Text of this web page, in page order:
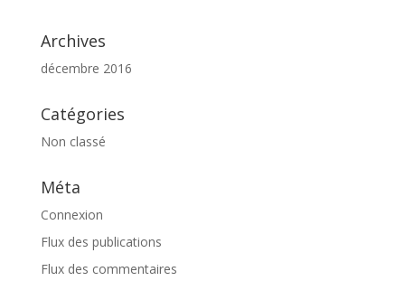
Archives
décembre 2016
Catégories
Non classé
Méta
Connexion
Flux des publications
Flux des commentaires